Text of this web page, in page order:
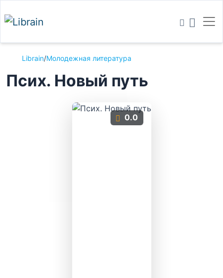
Librain/Молодежная литература
Псих. Новый путь
0.0